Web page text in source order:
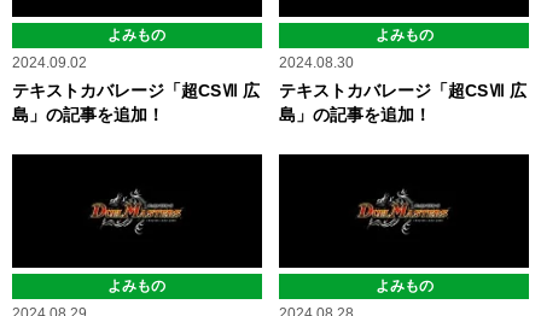
よみもの
2024.09.02
テキストカバレージ「超CSⅦ 広
島」の記事を追加！
よみもの
2024.08.30
テキストカバレージ「超CSⅦ 広
島」の記事を追加！
よみもの
よみもの